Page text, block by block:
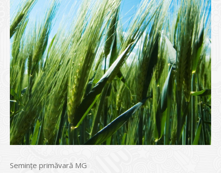
Semințe primăvară MG